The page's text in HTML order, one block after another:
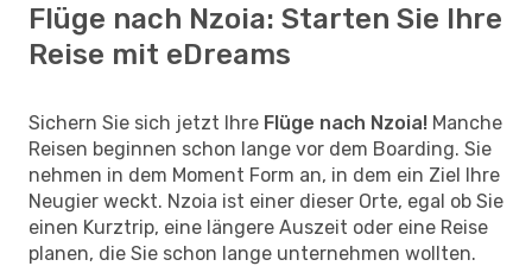
Flüge nach Nzoia: Starten Sie Ihre
Reise mit eDreams
Sichern Sie sich jetzt Ihre Flüge nach Nzoia! Manche
Reisen beginnen schon lange vor dem Boarding. Sie
nehmen in dem Moment Form an, in dem ein Ziel Ihre
Neugier weckt. Nzoia ist einer dieser Orte, egal ob Sie
einen Kurztrip, eine längere Auszeit oder eine Reise
planen, die Sie schon lange unternehmen wollten.